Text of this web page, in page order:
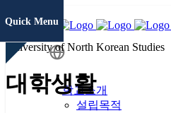
Quick Menu
학생정보
시스템
학교소개
설립목적
University of North Korean Studies
대학생활